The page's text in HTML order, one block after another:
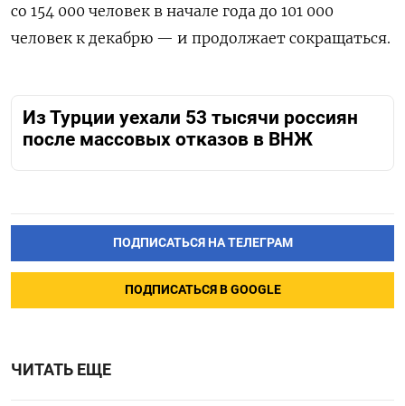
со 154 000 человек в начале года до 101 000
человек к декабрю — и продолжает сокращаться.
Из Турции уехали 53 тысячи россиян
после массовых отказов в ВНЖ
ПОДПИСАТЬСЯ НА ТЕЛЕГРАМ
ПОДПИСАТЬСЯ В GOOGLE
ЧИТАТЬ ЕЩЕ